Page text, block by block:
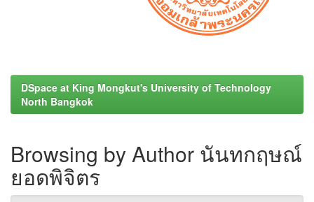
DSpace at King Mongkut's University of Technology
North Bangkok
Browsing by Author นันทกฤษณ์
ยอดพิจิตร